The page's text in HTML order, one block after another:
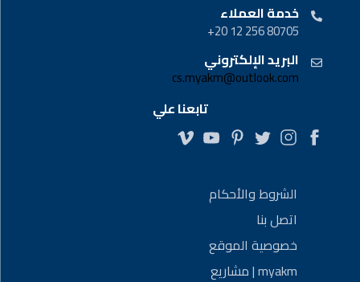
خدمة العملاء
80705 256 12 20+
البريد الإلكتروني
cs.myakm@outlook.com
تابعنا علي
الشروط والأحكام
اتصل بنا
خصوصية الموقع
myakm | مشاريع